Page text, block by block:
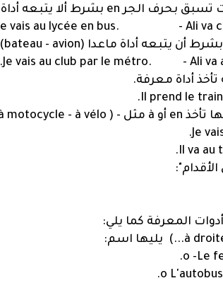
- Ali va chez
- Ali va
o -Le
o